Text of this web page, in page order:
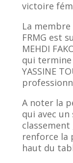
victoire
La
FRMG est
MEHDI
qui termine
YASSINE
A noter la
qui avec
renforce la
haut du